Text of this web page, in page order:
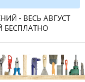
- ВЕСЬ АВГУСТ
БЕСПЛАТНО